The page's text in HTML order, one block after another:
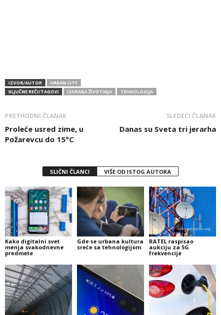
IZVOR/AUTOR
URBAN CITY
KLJUČNE REČI/TAGOVI
ISHRANA ŽIVOTINJA TEHNOLOGIJA
PRETHODNI ČLANAK
Proleće usred zime, u
Požarevcu do 15°C
SLEDEĆI ČLANAK
Danas su Sveta tri jerarha
SLIČNI ČLANCI VIŠE OD ISTOG AUTORA
Kako digitalni svet
menja svakodnevne
predmete
Gde se urbana kultura
sreće sa tehnologijom
RATEL raspisao
aukciju za 5G
frekvencije